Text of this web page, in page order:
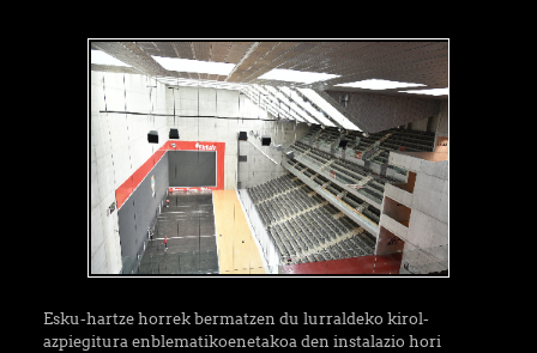
Esku-hartze horrek bermatzen du lurraldeko kirol-
azpiegitura enblematikoenetakoa den instalazio hori